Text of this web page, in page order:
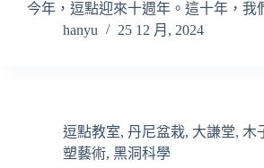
今年，逗點迎來十週年。這十年，
hanyu
25 12 月, 2024
逗點教室, 丹尼盆栽, 大謙堂, 木
塑藝術, 黑洞科學